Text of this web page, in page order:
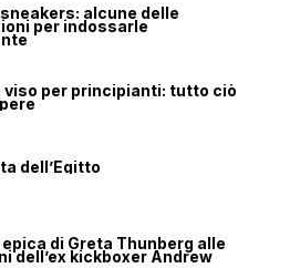
alcune delle
per indossarle
viso per principianti: tutto ciò
dell’Egitto
di Greta Thunberg alle
dell’ex kickboxer Andrew